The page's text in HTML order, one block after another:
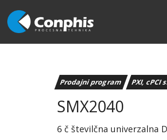
Prodajni program PXI, cPCI
SMX2040
6 č številčna univerzalna